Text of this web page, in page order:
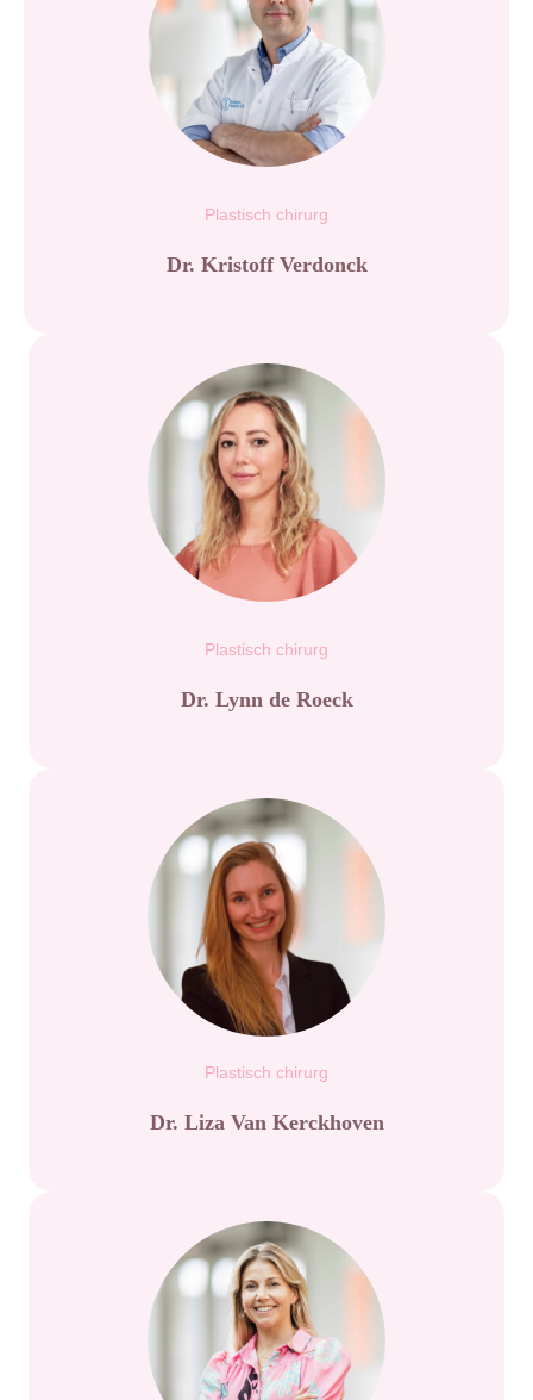
Plastisch chirurg
Dr. Kristoff Verdonck
Plastisch chirurg
Dr. Lynn de Roeck
Plastisch chirurg
Dr. Liza Van Kerckhoven